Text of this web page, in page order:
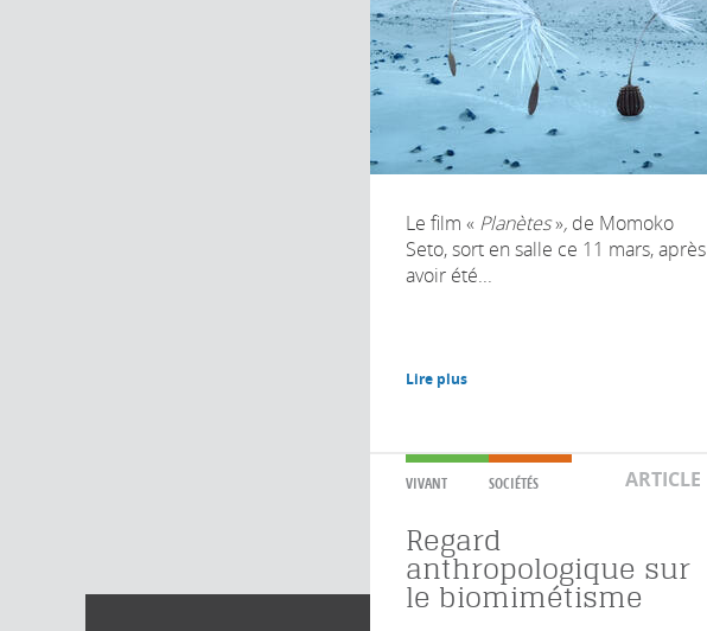
Le film « Planètes», de Momoko
Seto, sort en salle ce 11 mars, après
avoir été...
Lire plus
VIVANT SOCIÉTÉS ARTICLE
Regard
anthropologique sur
le biomimétisme